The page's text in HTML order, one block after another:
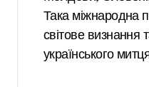
Така міжнародна
світове визнання
українського